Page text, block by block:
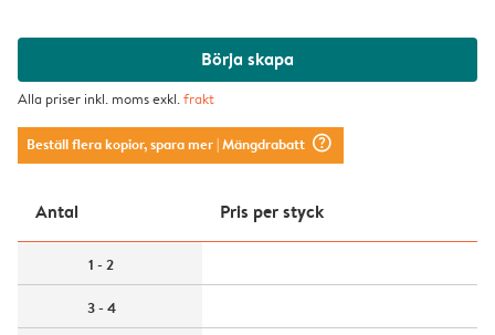
Börja skapa
Alla priser inkl. moms exkl.frakt
Beställ flera kopior, spara mer| Mängdrabatt question_mark_circle
Antal Pris per styck
1 - 2
3 - 4